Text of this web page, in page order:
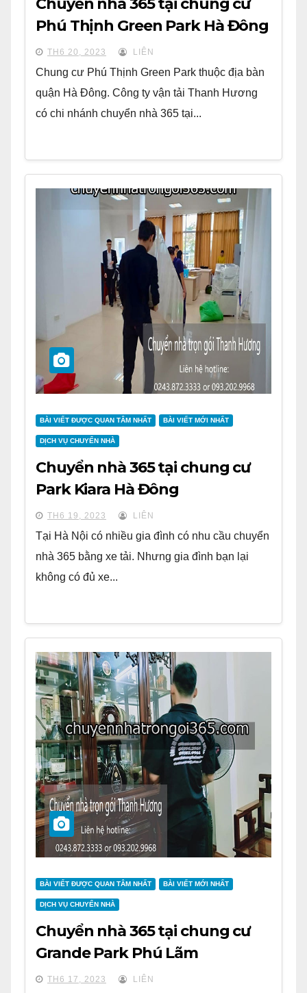
Chuyển nhà 365 tại chung cư
Phú Thịnh Green Park Hà Đông
TH6 20, 2023 LIÊN
Chung cư Phú Thịnh Green Park thuộc địa bàn
quận Hà Đông. Công ty vận tải Thanh Hương
có chi nhánh chuyển nhà 365 tại...
BÀI VIẾT ĐƯỢC QUAN TÂM NHẤT BÀI VIẾT MỚI NHẤT
DỊCH VỤ CHUYỂN NHÀ
Chuyển nhà 365 tại chung cư
Park Kiara Hà Đông
TH6 19, 2023 LIÊN
Tại Hà Nội có nhiều gia đình có nhu cầu chuyển
nhà 365 bằng xe tải. Nhưng gia đình bạn lại
không có đủ xe...
BÀI VIẾT ĐƯỢC QUAN TÂM NHẤT BÀI VIẾT MỚI NHẤT
DỊCH VỤ CHUYỂN NHÀ
Chuyển nhà 365 tại chung cư
Grande Park Phú Lãm
TH6 17, 2023 LIÊN